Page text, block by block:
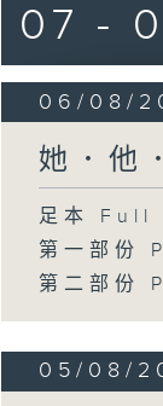
07 -
06/08/
她．他
足本
第一部
第二部
05/08/